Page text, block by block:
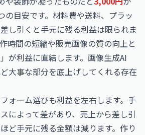
の目安です。材料費や送料、プラッ
し引くと手元に残る利益は限られま
時間の短縮や販売画像の質の向上と
が利益に直結します。画像生成AI
大事な部分を底上げしてくれる存在
ォーム選びも利益を左右します。手
によって差があり、売上から差し引
ど手元に残る金額は減ります。作り